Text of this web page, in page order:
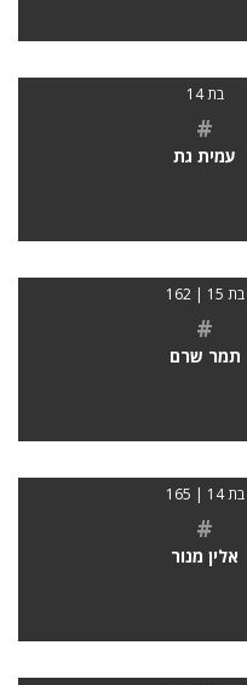
בת 14
#
עמית גת
בת 15 | 162
#
תמר שרם
בת 14 | 165
#
אלין מנור